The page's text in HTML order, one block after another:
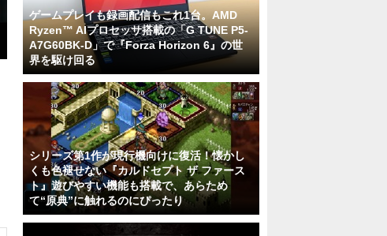
ゲームプレイも録画配信もこれ1台。AMD
Ryzen™ AIプロセッサ搭載の「G TUNE P5-
A7G60BK-D」で『Forza Horizon 6』の世
界を駆け回る
シリーズ第1作が現行機向けに復活！懐かし
くも色褪せない『カルドセプト ザ ファース
ト』遊びやすい機能も搭載で、あらため
て“原典”に触れるのにぴったり